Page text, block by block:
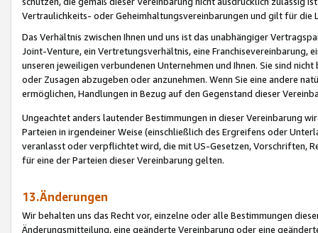
Vertraulichkeits- oder Geheimhaltungsvereinbarungen und gilt für die
Das Verhältnis zwischen Ihnen und uns ist das unabhängiger
Joint-Venture, ein Vertretungsverhältnis, eine Franchisevereinbarung,
unseren jeweiligen verbundenen Unternehmen und Ihnen. Sie sind
oder Zusagen abzugeben oder anzunehmen. Wenn Sie eine andere
ermöglichen, Handlungen in Bezug auf den Gegenstand dieser
Ungeachtet anders lautender Bestimmungen in dieser Vereinbarung
Parteien in irgendeiner Weise (einschließlich des Ergreifens oder
veranlasst oder verpflichtet wird, die mit US-Gesetzen, Vorschriften,
für eine der Parteien dieser Vereinbarung gelten.
13.Änderungen
Wir behalten uns das Recht vor, einzelne oder alle Bestimmungen
Änderungsmitteilung, eine geänderte Vereinbarung oder eine